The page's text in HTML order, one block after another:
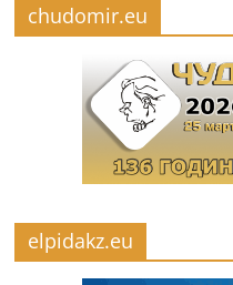
chudomir.eu
elpidakz.eu